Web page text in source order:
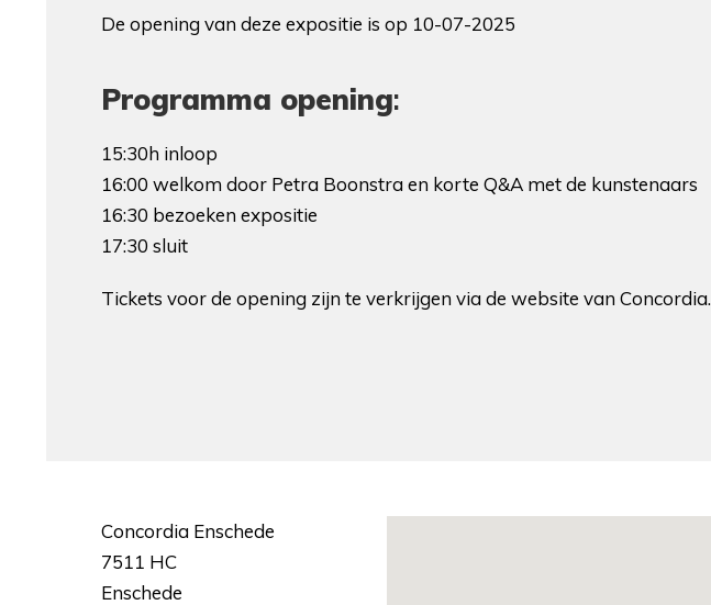
De opening van deze expositie is op 10-07-2025
Programma opening:
15:30h inloop
16:00 welkom door Petra Boonstra en korte Q&A met de kunstenaars
16:30 bezoeken expositie
17:30 sluit
Tickets voor de opening zijn te verkrijgen via de website van Concordia.
Concordia Enschede
7511 HC
Enschede